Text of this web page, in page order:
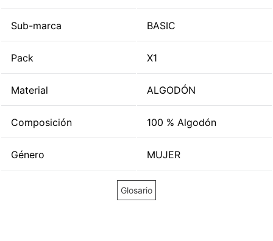
Sub-marca BASIC
Pack X1
Material ALGODÓN
Composición 100 % Algodón
Género MUJER
Glosario